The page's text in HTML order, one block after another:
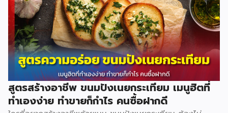
สูตรสร้างอาชีพ ขนมปังเนยกระเทียม เมนูฮิตที่
ทำเองง่าย ทำขายก็กำไร คนซื้อฝากดี